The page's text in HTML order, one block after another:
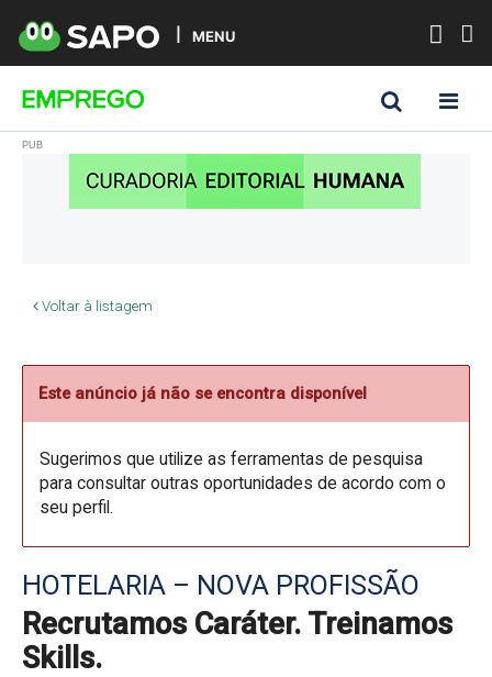
MENU
Voltar à listagem
Este anúncio já não se encontra disponível
Sugerimos que utilize as ferramentas de pesquisa
para consultar outras oportunidades de acordo com o
seu perfil.
HOTELARIA – NOVA PROFISSÃO
Recrutamos Caráter. Treinamos
Skills.